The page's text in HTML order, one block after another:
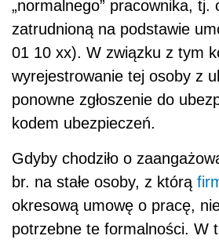
„normalnego” pracownika, tj.
zatrudnioną na podstawie
01 10 xx). W związku z tym
wyrejestrowanie tej osoby z
ponowne zgłoszenie do
kodem ubezpieczeń.
Gdyby chodziło o
br. na stałe osoby, z którą
okresową umowę o pracę,
potrzebne te formalności. W